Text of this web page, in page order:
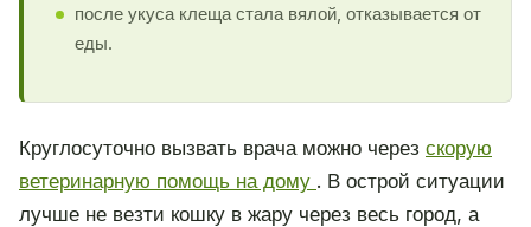
после укуса клеща стала вялой, отказывается от
еды.
Круглосуточно вызвать врача можно через скорую
ветеринарную помощь на дому . В острой ситуации
лучше не везти кошку в жару через весь город, а